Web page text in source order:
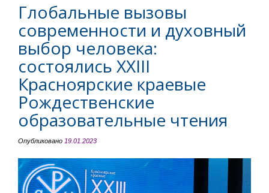
Глобальные вызовы
современности и духовный
выбор человека:
состоялись XXIII
Красноярские краевые
Рождественские
образовательные чтения
Опубликовано 19.01.2023